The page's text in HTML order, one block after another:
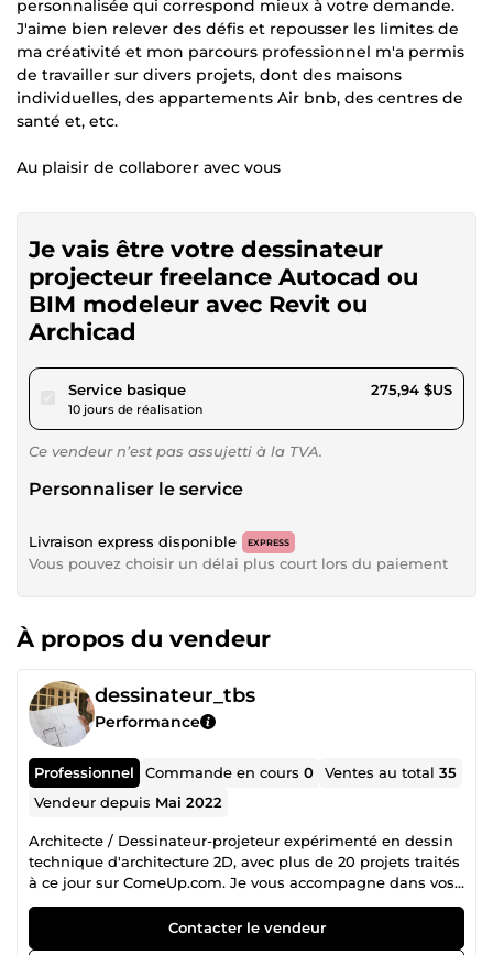
personnalisée qui correspond mieux à votre demande.
J'aime bien relever des défis et repousser les limites de
ma créativité et mon parcours professionnel m'a permis
de travailler sur divers projets, dont des maisons
individuelles, des appartements Air bnb, des centres de
santé et, etc.
Au plaisir de collaborer avec vous
Je vais être votre dessinateur
projecteur freelance Autocad ou
BIM modeleur avec Revit ou
Archicad
Service basiquepour 254,32 $US
10 jours de réalisation
275,94 $US
Ce vendeur n’est pas assujetti à la TVA.
Personnaliser le service
Livraison express disponible EXPRESS
Vous pouvez choisir un délai plus court lors du paiement
À propos du vendeur
dessinateur_tbs
Performance
Professionnel Commande en cours0 Ventes au total35
Vendeur depuis Mai 2022
Architecte / Dessinateur-projeteur expérimenté en dessin
technique d'architecture 2D, avec plus de 20 projets traités
à ce jour sur ComeUp.com. Je vous accompagne dans vos
projets, que ce soit pour : Étude et conception des plans
en 2D pour tous projets. Réalisation de vos dossiers de
&quot;Permis de Construire&quot; Réalisation de vos
Contacter le vendeur